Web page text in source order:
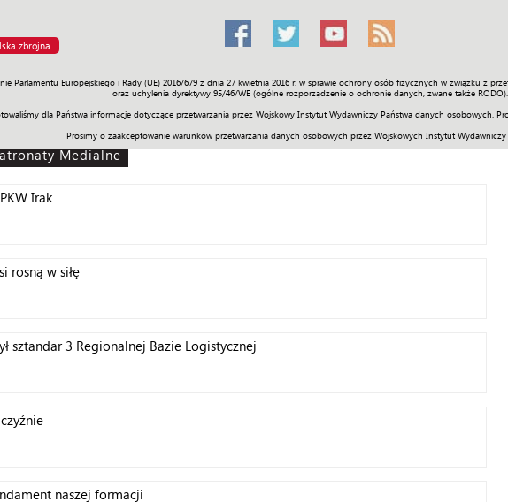
zbrojna
Parlamentu Europejskiego i Rady (UE) 2016/679 z dnia 27 kwietnia 2016 r. w sprawie ochrony osób fizycznych w związku z
oraz uchylenia dyrektywy 95/46/WE (ogólne rozporządzenie o ochronie danych, zwane także RODO).
dla Państwa informacje dotyczące przetwarzania przez Wojskowy Instytut Wydawniczy Państwa danych osobowych.
Prosimy o zaakceptowanie warunków przetwarzania danych osobowych przez Wojskowych Instytut Wydawniczy
Prawo Świat Społeczność Sport Historia Galerie Wideo
Medialne
Irak
rosną w siłę
sztandar 3 Regionalnej Bazie Logistycznej
naszej formacji